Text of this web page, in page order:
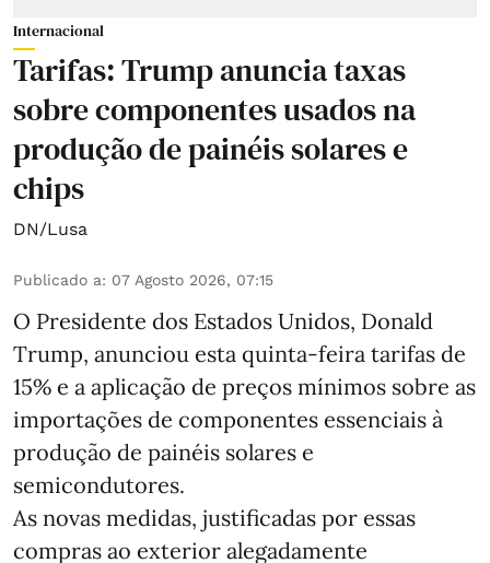
Internacional
Tarifas: Trump anuncia taxas
sobre componentes usados na
produção de painéis solares e
chips
DN/Lusa
Publicado a: 07 Agosto 2026, 07:15
O Presidente dos Estados Unidos, Donald
Trump, anunciou esta quinta-feira tarifas de
15% e a aplicação de preços mínimos sobre as
importações de componentes essenciais à
produção de painéis solares e
semicondutores.
As novas medidas, justificadas por essas
compras ao exterior alegadamente